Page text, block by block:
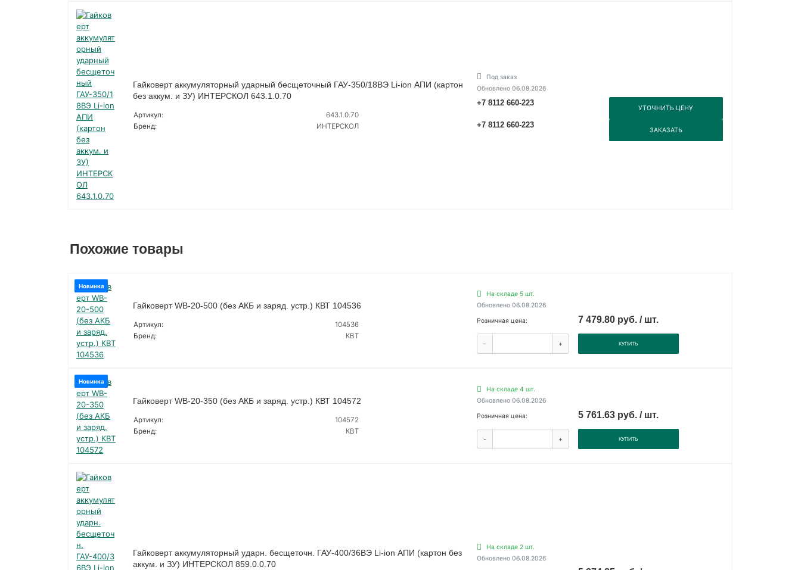
Гайковерт аккумуляторный ударный бесщеточный ГАУ-350/18ВЭ Li-ion АПИ (картон
без аккум. и ЗУ) ИНТЕРСКОЛ 643.1.0.70
Артикул:
643.1.0.70
Бренд:
ИНТЕРСКОЛ
Под заказ
Обновлено 06.08.2026
+7 8112 660-223
УТОЧНИТЬ ЦЕНУ
+7 8112 660-223
ЗАКАЗАТЬ
Похожие товары
Новинка
Гайковерт WB-20-500 (без АКБ и заряд. устр.) КВТ 104536
Артикул:
104536
Бренд:
КВТ
На складе 5 шт.
Обновлено 06.08.2026
Розничная цена:
7 479.80 руб. / шт.
- + КУПИТЬ
Новинка
Гайковерт WB-20-350 (без АКБ и заряд. устр.) КВТ 104572
Артикул:
104572
Бренд:
КВТ
На складе 4 шт.
Обновлено 06.08.2026
Розничная цена:
5 761.63 руб. / шт.
- + КУПИТЬ
Гайковерт аккумуляторный ударн. бесщеточн. ГАУ-400/36ВЭ Li-ion АПИ (картон без
аккум. и ЗУ) ИНТЕРСКОЛ 859.0.0.70
На складе 2 шт.
Обновлено 06.08.2026